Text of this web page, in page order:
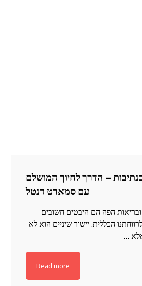
– הדרך לחיוך המושלם
עם סמארט דנטל
הפה הם היבטים חשובים
הכללית. יישור שיניים הוא לא
…
Read more